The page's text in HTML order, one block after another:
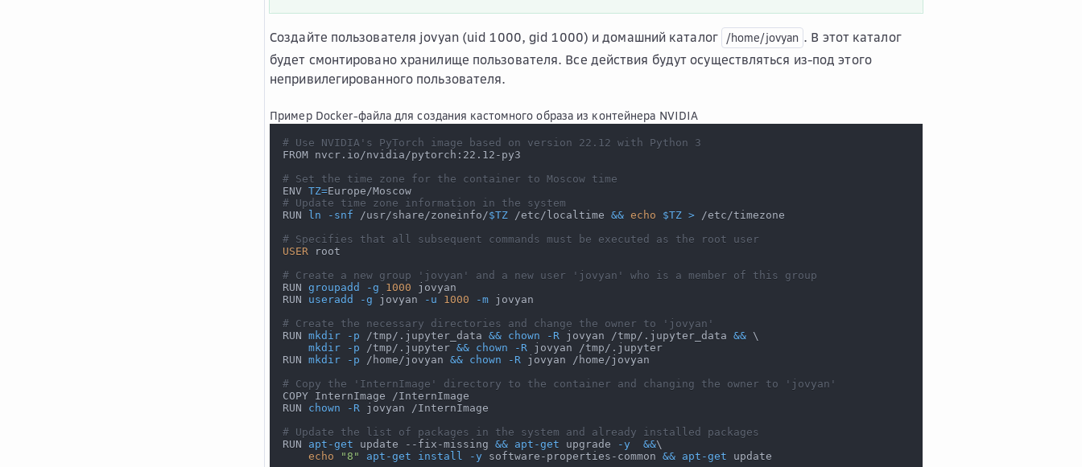
Создайте пользователя jovyan (uid 1000, gid 1000) и домашний каталог /home/jovyan . В этот каталог
будет смонтировано хранилище пользователя. Все действия будут осуществляться из-под этого
непривилегированного пользователя.
Пример Docker-файла для создания кастомного образа из контейнера NVIDIA
# Use NVIDIA's PyTorch image based on version 22.12 with Python 3
FROM nvcr.io/nvidia/pytorch:22.12-py3
# Set the time zone for the container to Moscow time
ENV TZ=Europe/Moscow
# Update time zone information in the system
RUN
ln -snf /usr/share/zoneinfo/$TZ /etc/localtime && echo $TZ > /etc/timezone
# Specifies that all subsequent commands must be executed as the root user
USER root
# Create a new group 'jovyan' and a new user 'jovyan' who is a member of this group
RUN groupadd -g 1000 jovyan
RUN useradd -g jovyan -u 1000 -m jovyan
# Create the necessary directories and change the owner to 'jovyan'
RUN mkdir -p /tmp/.jupyter_data && chown -R jovyan /tmp/.jupyter_data && \
mkdir
-p /tmp/.jupyter && chown -R jovyan /tmp/.jupyter
RUN mkdir -p /home/jovyan && chown -R jovyan /home/jovyan
# Copy the 'InternImage' directory to the container and changing the owner to 'jovyan'
COPY InternImage /InternImage
RUN chown -R jovyan /InternImage
# Update the list of packages in the system and already installed packages
RUN apt-get update --fix-missing && apt-get upgrade -y &&\
echo
"8" apt-get install -y software-properties-common && apt-get update